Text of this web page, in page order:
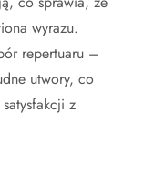
wyrazu.
repertuaru –
utwory, co
z